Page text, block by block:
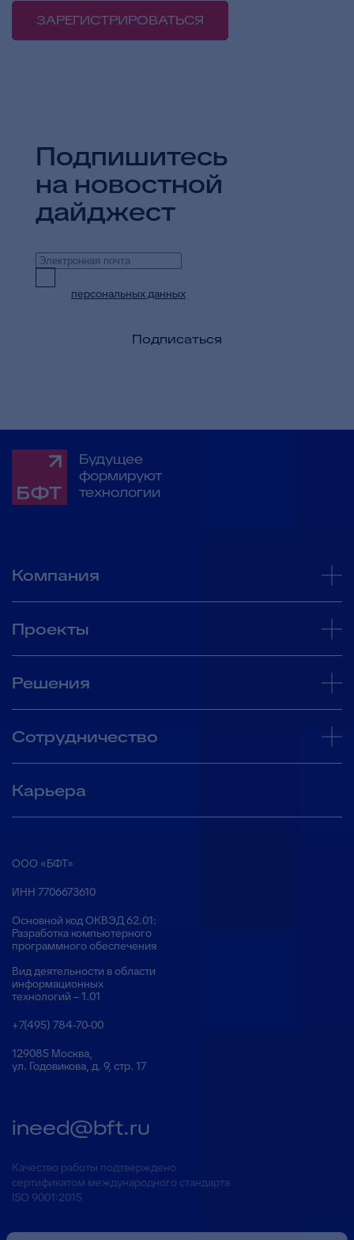
ЗАРЕГИСТРИРОВАТЬСЯ
Подпишитесь
на новостной
дайджест
персональных данных
Подписаться
Будущее
формируют
технологии
Компания
Проекты
Решения
Сотрудничество
Карьера
ООО «БФТ»
ИНН 7706673610
Основной код ОКВЭД 62.01:
Разработка компьютерного
программного обеспечения
Вид деятельности в области
информационных
технологий – 1.01
+7(495) 784-70-00
129085 Москва,
ул. Годовикова, д. 9, стр. 17
ineed@bft.ru
Качество работы подтверждено
сертификатом международного стандарта
ISO 9001:2015